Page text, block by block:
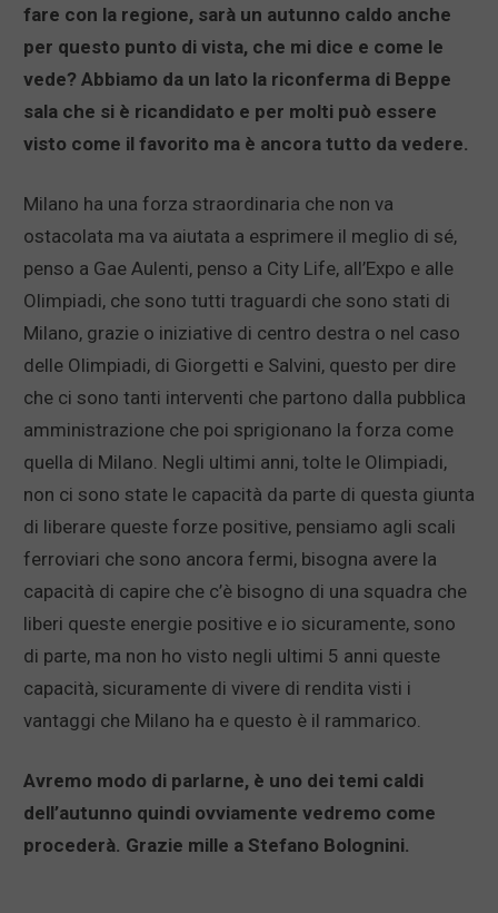
fare con la regione, sarà un autunno caldo anche
per questo punto di vista, che mi dice e come le
vede? Abbiamo da un lato la riconferma di Beppe
sala che si è ricandidato e per molti può essere
visto come il favorito ma è ancora tutto da vedere.
Milano ha una forza straordinaria che non va
ostacolata ma va aiutata a esprimere il meglio di sé,
penso a Gae Aulenti, penso a City Life, all’Expo e alle
Olimpiadi, che sono tutti traguardi che sono stati di
Milano, grazie o iniziative di centro destra o nel caso
delle Olimpiadi, di Giorgetti e Salvini, questo per dire
che ci sono tanti interventi che partono dalla pubblica
amministrazione che poi sprigionano la forza come
quella di Milano. Negli ultimi anni, tolte le Olimpiadi,
non ci sono state le capacità da parte di questa giunta
di liberare queste forze positive, pensiamo agli scali
ferroviari che sono ancora fermi, bisogna avere la
capacità di capire che c’è bisogno di una squadra che
liberi queste energie positive e io sicuramente, sono
di parte, ma non ho visto negli ultimi 5 anni queste
capacità, sicuramente di vivere di rendita visti i
vantaggi che Milano ha e questo è il rammarico.
Avremo modo di parlarne, è uno dei temi caldi
dell’autunno quindi ovviamente vedremo come
procederà. Grazie mille a Stefano Bolognini.